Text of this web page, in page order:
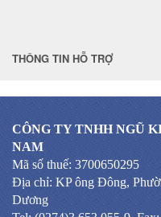
THÔNG TIN HỖ TRỢ
CÔNG TY TNHH NGŨ
NAM
Mã số thuế: 3700650295
Địa chỉ: KP ông Đông,
Dương